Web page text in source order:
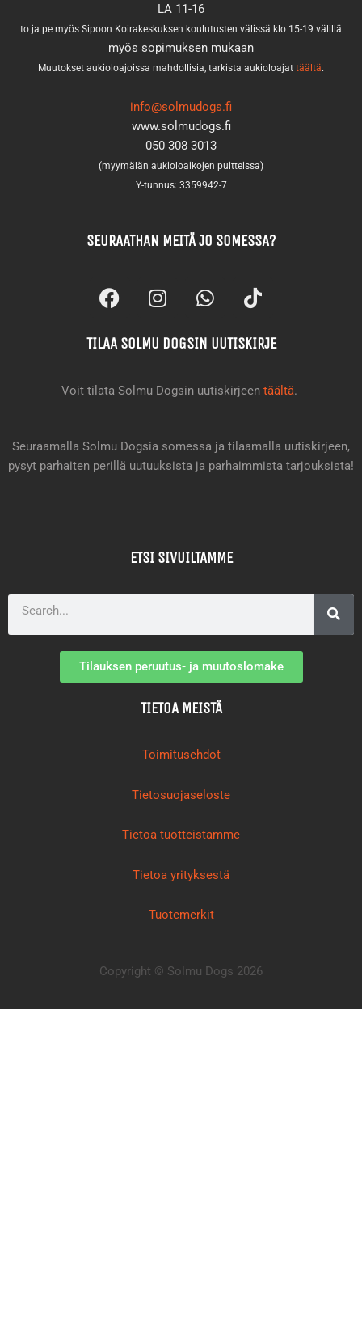
LA 11-16
to ja pe myös Sipoon Koirakeskuksen koulutusten välissä klo 15-19 välillä
myös sopimuksen mukaan
Muutokset aukioloajoissa mahdollisia, tarkista aukioloajat täältä.
info@solmudogs.fi
www.solmudogs.fi
050 308 3013
(myymälän aukioloaikojen puitteissa)
Y-tunnus: 3359942-7
SEURAATHAN MEITÄ JO SOMESSA?
F
a
e
o
I
n
t
g
m
W
h
t
a
T
i
t
k
TILAA SOLMU DOGSIN UUTISKIRJE
Voit tilata Solmu Dogsin uutiskirjeen täältä.
Seuraamalla Solmu Dogsia somessa ja tilaamalla uutiskirjeen,
pysyt parhaiten perillä uutuuksista ja parhaimmista tarjouksista!
ETSI SIVUILTAMME
Tilauksen peruutus- ja muutoslomake
TIETOA MEISTÄ
Toimitusehdot
Tietosuojaseloste
Tietoa tuotteistamme
Tietoa yrityksestä
Tuotemerkit
Copyright © Solmu Dogs 2026